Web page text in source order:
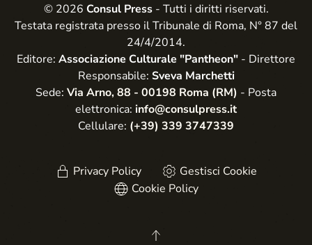
© 2026 Consul Press- Tutti i diritti riservati.
Testata registrata presso il Tribunale di Roma, N° 87 del
24/4/2014.
Editore: Associazione Culturale "Pantheon" - Direttore
Responsabile: Sveva Marchetti
Sede: Via Arno, 88 - 00198 Roma (RM) - Posta
elettronica: info@consulpress.it
Cellulare: (+39) 339 3747339
Privacy Policy
Gestisci Cookie
Cookie Policy